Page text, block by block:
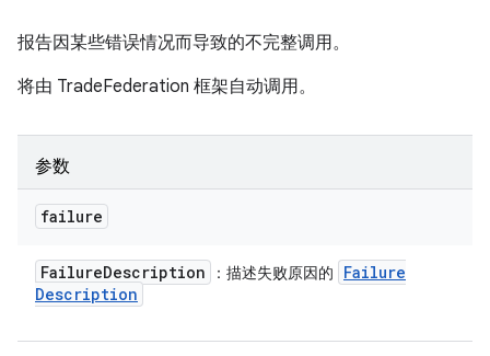
报告因某些错误情况而导致的不完整调用。
将由 TradeFederation 框架自动调用。
参数
failure
FailureDescription ：描述失败原因的
Failure
Description